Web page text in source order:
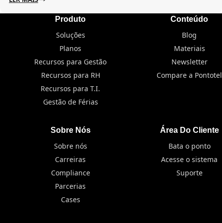
Produto
Soluções
Planos
Recursos para Gestão
Recursos para RH
Recursos para T.I.
Gestão de Férias
Conteúdo
Blog
Materiais
Newsletter
Compare a Pontotel
Sobre Nós
Sobre nós
Carreiras
Compliance
Parcerias
Cases
Área Do Cliente
Bata o ponto
Acesse o sistema
Suporte